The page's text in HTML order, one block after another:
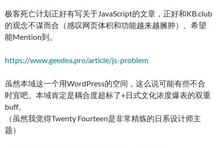
极客死亡计划正好有写关于JavaScript的文章，正好和KB.club
的观念不谋而合（感叹网页体积和功能越来越臃肿）。希望
能Mention到。
https://www.geedea.pro/article/js-problem
虽然本域这一个用WordPress的空间，这么说可能有些不合
时宜吧。本域肯定是耦合度超标了+日式文化浓度爆表的双重
buff。
（虽然我觉得Twenty Fourteen是非常精炼的日系设计师主
题）